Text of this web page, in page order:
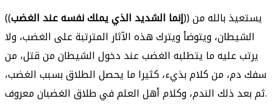
((إنما الشديد الذي يملك نفسه عند الغضب)) يستعيذ بالله من
الشيطان، ويتوضأ ويترك هذه الآثار المترتبة على الغضب، ولا
يرتب عليه ما يتطلبه الغضب عند دخول الشيطان من قتل، من
سفك دم، من كلام بذيء، كثيرا ما يحصل الطلاق بسبب الغضب،
ثم بعد ذلك الندم، وكلام أهل العلم في طلاق الغضبان معروف.